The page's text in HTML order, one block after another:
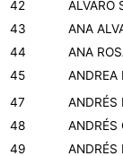
42
ÁLVARO
43
ANA
44
ANA
45
ANDREA
47
ANDRÉS
48
ANDRÉS
49
ANDRÉS